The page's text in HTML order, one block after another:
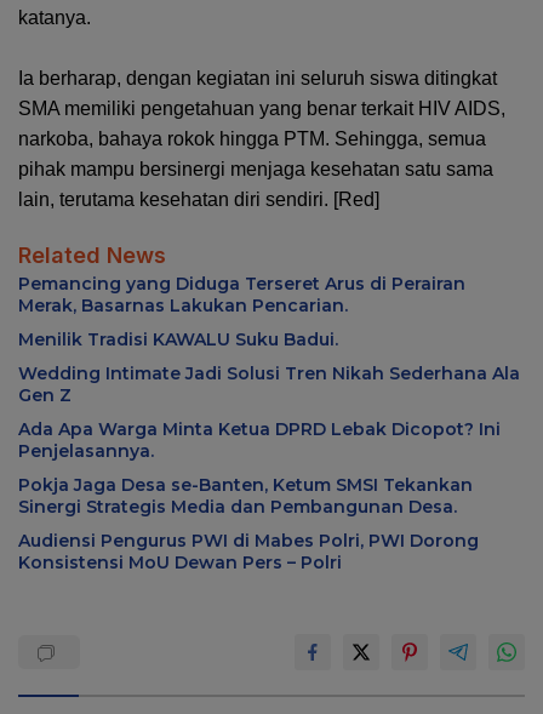
katanya.
Ia berharap, dengan kegiatan ini seluruh siswa ditingkat
SMA memiliki pengetahuan yang benar terkait HIV AIDS,
narkoba, bahaya rokok hingga PTM. Sehingga, semua
pihak mampu bersinergi menjaga kesehatan satu sama
lain, terutama kesehatan diri sendiri. [Red]
Related News
Pemancing yang Diduga Terseret Arus di Perairan
Merak, Basarnas Lakukan Pencarian.
Menilik Tradisi KAWALU Suku Badui.
Wedding Intimate Jadi Solusi Tren Nikah Sederhana Ala
Gen Z
Ada Apa Warga Minta Ketua DPRD Lebak Dicopot? Ini
Penjelasannya.
Pokja Jaga Desa se-Banten, Ketum SMSI Tekankan
Sinergi Strategis Media dan Pembangunan Desa.
Audiensi Pengurus PWI di Mabes Polri, PWI Dorong
Konsistensi MoU Dewan Pers – Polri